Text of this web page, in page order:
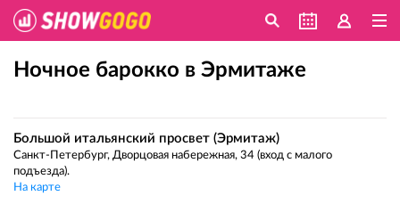
Ночное барокко в Эрмитаже
Большой итальянский просвет (Эрмитаж)
Санкт-Петербург, Дворцовая набережная, 34 (вход с малого
подъезда).
На карте